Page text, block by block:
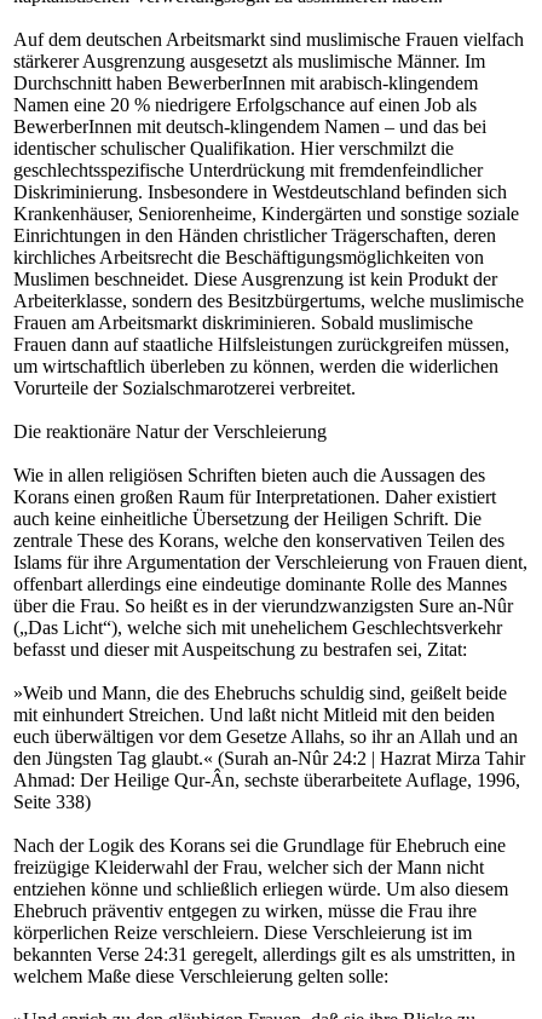
Auf dem deutschen Arbeitsmarkt sind muslimische Frauen vielfach
stärkerer Ausgrenzung ausgesetzt als muslimische Männer. Im
Durchschnitt haben BewerberInnen mit arabisch-klingendem
Namen eine 20 % niedrigere Erfolgschance auf einen Job als
BewerberInnen mit deutsch-klingendem Namen – und das bei
identischer schulischer Qualifikation. Hier verschmilzt die
geschlechtsspezifische Unterdrückung mit fremdenfeindlicher
Diskriminierung. Insbesondere in Westdeutschland befinden sich
Krankenhäuser, Seniorenheime, Kindergärten und sonstige soziale
Einrichtungen in den Händen christlicher Trägerschaften, deren
kirchliches Arbeitsrecht die Beschäftigungsmöglichkeiten von
Muslimen beschneidet. Diese Ausgrenzung ist kein Produkt der
Arbeiterklasse, sondern des Besitzbürgertums, welche muslimische
Frauen am Arbeitsmarkt diskriminieren. Sobald muslimische
Frauen dann auf staatliche Hilfsleistungen zurückgreifen müssen,
um wirtschaftlich überleben zu können, werden die widerlichen
Vorurteile der Sozialschmarotzerei verbreitet.
Die reaktionäre Natur der Verschleierung
Wie in allen religiösen Schriften bieten auch die Aussagen des
Korans einen großen Raum für Interpretationen. Daher existiert
auch keine einheitliche Übersetzung der Heiligen Schrift. Die
zentrale These des Korans, welche den konservativen Teilen des
Islams für ihre Argumentation der Verschleierung von Frauen dient,
offenbart allerdings eine eindeutige dominante Rolle des Mannes
über die Frau. So heißt es in der vierundzwanzigsten Sure an-Nûr
(„Das Licht“), welche sich mit unehelichem Geschlechtsverkehr
befasst und dieser mit Auspeitschung zu bestrafen sei, Zitat:
»Weib und Mann, die des Ehebruchs schuldig sind, geißelt beide
mit einhundert Streichen. Und laßt nicht Mitleid mit den beiden
euch überwältigen vor dem Gesetze Allahs, so ihr an Allah und an
den Jüngsten Tag glaubt.« (Surah an-Nûr 24:2 | Hazrat Mirza Tahir
Ahmad: Der Heilige Qur-Ân, sechste überarbeitete Auflage, 1996,
Seite 338)
Nach der Logik des Korans sei die Grundlage für Ehebruch eine
freizügige Kleiderwahl der Frau, welcher sich der Mann nicht
entziehen könne und schließlich erliegen würde. Um also diesem
Ehebruch präventiv entgegen zu wirken, müsse die Frau ihre
körperlichen Reize verschleiern. Diese Verschleierung ist im
bekannten Verse 24:31 geregelt, allerdings gilt es als umstritten, in
welchem Maße diese Verschleierung gelten solle: